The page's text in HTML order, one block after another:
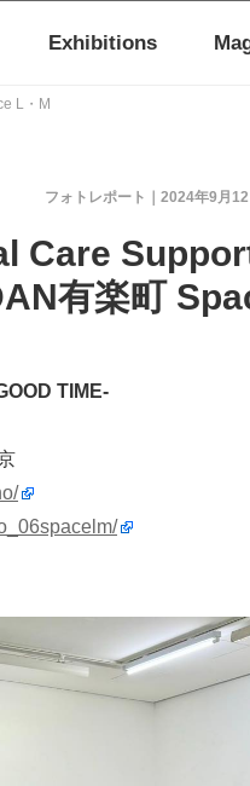
Exhibitions
L・M
2024年9月12
フォトレポート
Care
有楽町
TIME-